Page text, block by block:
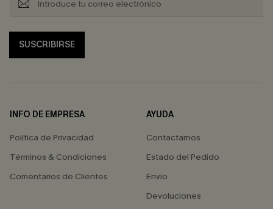
SUSCRIBIRSE
INFO DE EMPRESA
Política de Privacidad
Términos & Condiciones
Comentarios de Clientes
AYUDA
Contactarnos
Estado del Pedido
Envío
Devoluciones